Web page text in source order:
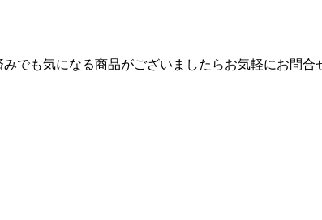
でも気になる商品がございましたらお気軽にお問合